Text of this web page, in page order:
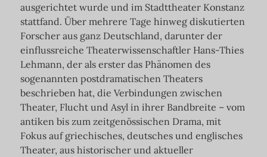
ausgerichtet wurde und im Stadttheater Konstanz
stattfand. Über mehrere Tage hinweg diskutierten
Forscher aus ganz Deutschland, darunter der
einflussreiche Theaterwissenschaftler Hans-Thies
Lehmann, der als erster das Phänomen des
sogenannten postdramatischen Theaters
beschrieben hat, die Verbindungen zwischen
Theater, Flucht und Asyl in ihrer Bandbreite – vom
antiken bis zum zeitgenössischen Drama, mit
Fokus auf griechisches, deutsches und englisches
Theater, aus historischer und aktueller